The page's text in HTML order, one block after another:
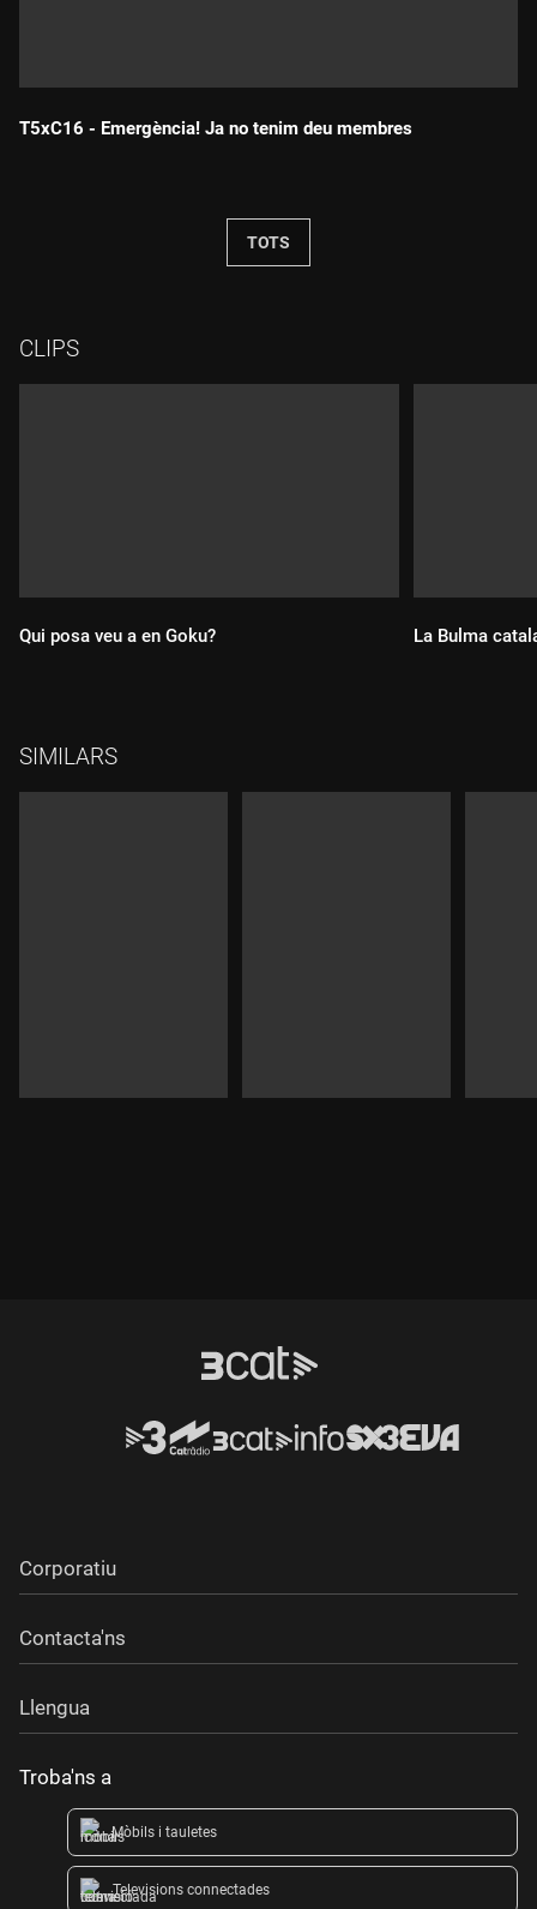
T5xC16 - Emergència! Ja no tenim deu membres
TOTS
CLIPS
Qui posa veu a en Goku? La Bulma
SIMILARS
Corporatiu
Contacta'ns
Llengua
Troba'ns a
Mòbils i tauletes
Televisions connectades